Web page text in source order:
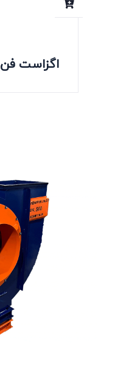
اگزاست فن EFC-355 سری A+